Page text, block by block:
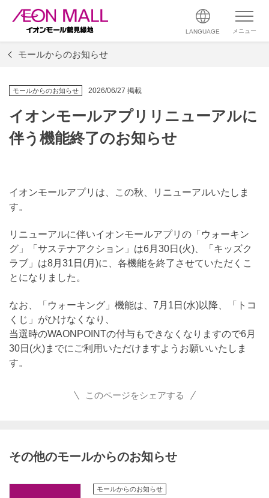
LANGUAGE メニュー
モールからのお知らせ
モールからのお知らせ 2026/06/27 掲載
イオンモールアプリリニューアルに
伴う機能終了のお知らせ
イオンモールアプリは、この秋、リニューアルいたしま
す。
リニューアルに伴いイオンモールアプリの「ウォーキン
グ」「サステナアクション」は6月30日(火)、「キッズク
ラブ」は8月31日(月)に、各機能を終了させていただくこ
とになりました。
なお、「ウォーキング」機能は、7月1日(水)以降、「トコ
くじ」がひけなくなり、
当選時のWAONPOINTの付与もできなくなりますので6月
30日(火)までにご利用いただけますようお願いいたしま
す。
このページをシェアする
その他のモールからのお知らせ
モールからのお知らせ